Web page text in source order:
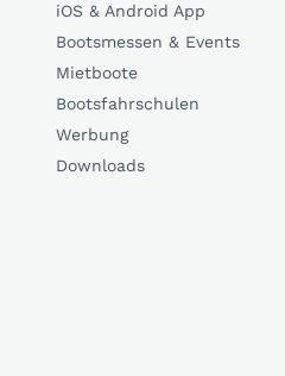
iOS & Android App
Bootsmessen & Events
Mietboote
Bootsfahrschulen
Werbung
Downloads